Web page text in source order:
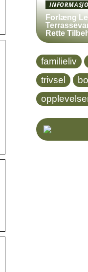
Forlæng
Rette
familieliv
trivsel